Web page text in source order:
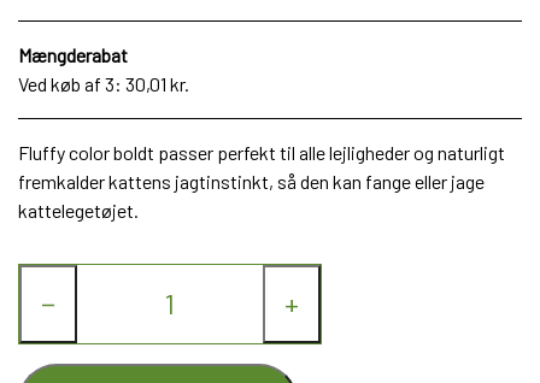
Mængderabat
Ved køb af 3: 30,01 kr.
Fluffy color boldt passer perfekt til alle lejligheder og naturligt
fremkalder kattens jagtinstinkt, så den kan fange eller jage
kattelegetøjet.
− +